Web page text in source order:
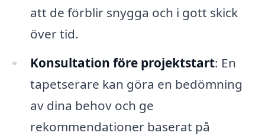
att de förblir snygga och i gott skick
över tid.
Konsultation före projektstart: En
tapetserare kan göra en bedömning
av dina behov och ge
rekommendationer baserat på